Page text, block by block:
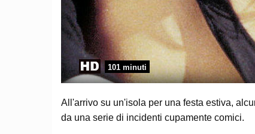
101 minuti
All'arrivo su un'isola per una festa estiva,
da una serie di incidenti cupamente comici.